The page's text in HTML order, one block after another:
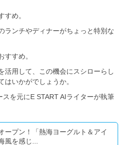
すめ。
ランチやディナーがちょっと特別な
すすめ。
活用して、この機会にスシローらし
はいかがでしょうか。
を元にE START AIライターが執筆
ープン！「熱海ヨーグルト＆アイ
風を感じ...